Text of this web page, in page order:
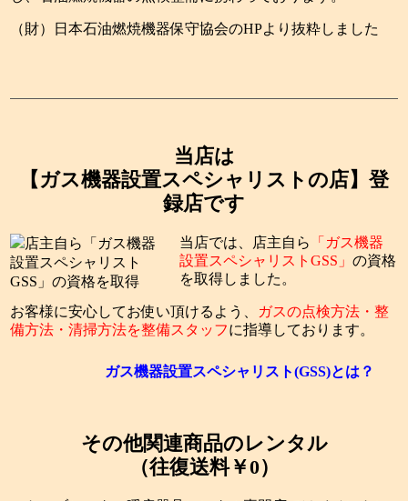
（財）日本石油燃焼機器保守協会のHPより抜粋しました
当店は
【ガス機器設置スペシャリストの店】登
録店です
当店では、店主自ら
「ガス機器
設置スペシャリストGSS」の資格
を取得しました。
お客様に安心してお使い頂けるよう、
ガスの点検方法・整
備方法・清掃方法を整備スタッフに指導しております。
ガス機器設置スペシャリスト(GSS)とは？
その他関連商品のレンタル
（往復送料￥0）